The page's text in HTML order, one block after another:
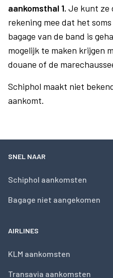
aankomsthal 1. Je kunt ze
rekening mee dat het
bagage van de band is
mogelijk te maken krijgen
douane of de
Schiphol maakt niet
aankomt.
SNEL NAAR
Schiphol aankomsten
Bagage niet aangekomen
AIRLINES
KLM aankomsten
Transavia aankomsten